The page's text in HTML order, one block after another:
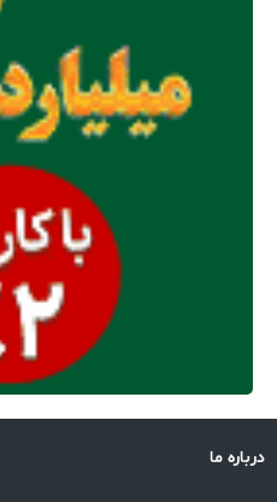
درباره ما